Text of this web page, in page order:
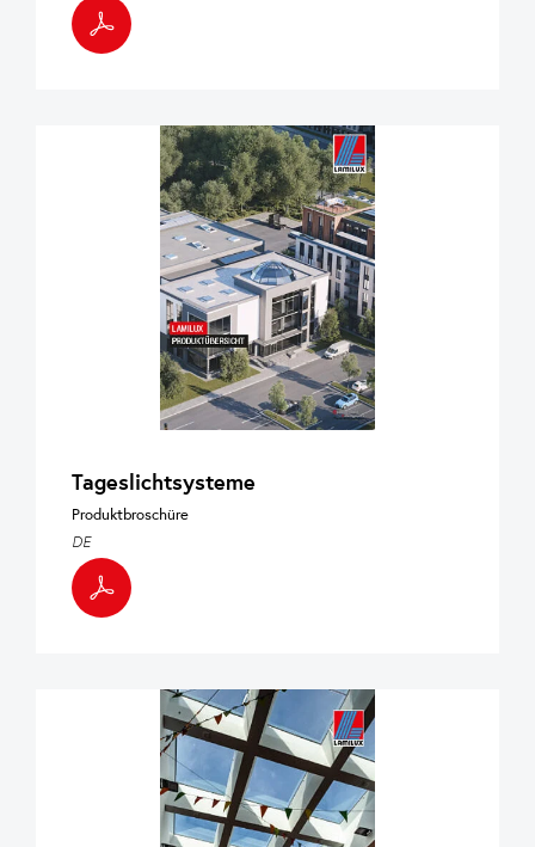
Tageslichtsysteme
Produktbroschüre
DE